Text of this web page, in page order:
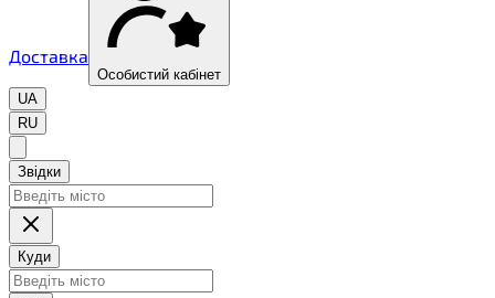
Доставка
Особистий кабінет
UA
RU
Звідки
Куди